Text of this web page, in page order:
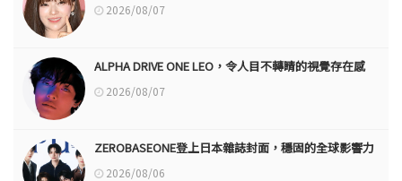
2026/08/07
ALPHA DRIVE ONE LEO，令人目不轉睛的視覺存在感
2026/08/07
ZEROBASEONE登上日本雜誌封面，穩固的全球影響力
2026/08/06